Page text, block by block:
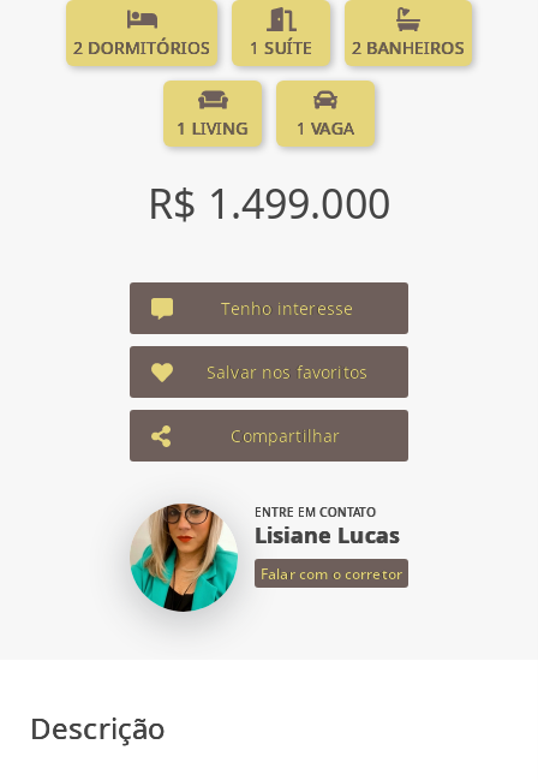
2 DORMITÓRIOS 1 SUÍTE 2 BANHEIROS
1 LIVING 1 VAGA
R$ 1.499.000
Tenho interesse
Salvar nos favoritos
Compartilhar
ENTRE EM CONTATO
Lisiane Lucas
Falar com o corretor
Descrição